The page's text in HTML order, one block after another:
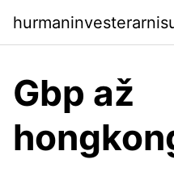
Gbp až